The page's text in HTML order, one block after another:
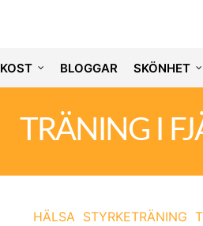
KOST BLOGGAR SKÖNHET
TRÄNING I
HÄLSA STYRKETRÄNING